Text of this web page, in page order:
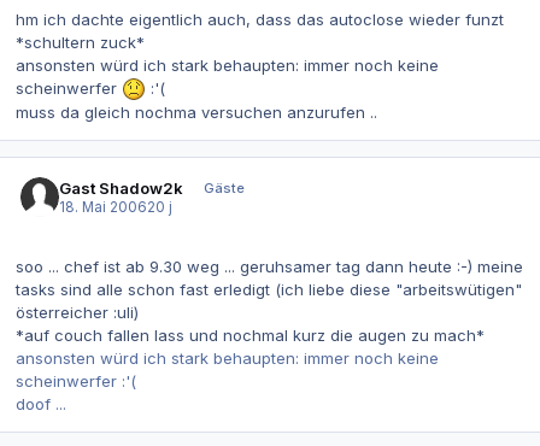
hm ich dachte eigentlich auch, dass das autoclose wieder funzt
*schultern zuck*
ansonsten würd ich stark behaupten: immer noch keine
scheinwerfer
:'(
muss da gleich nochma versuchen anzurufen ..
Gast Shadow2k
Gäste
18. Mai 200620 j
soo ... chef ist ab 9.30 weg ... geruhsamer tag dann heute :-) meine
tasks sind alle schon fast erledigt (ich liebe diese "arbeitswütigen"
österreicher :uli)
*auf couch fallen lass und nochmal kurz die augen zu mach*
ansonsten würd ich stark behaupten: immer noch keine
scheinwerfer :'(
doof ...